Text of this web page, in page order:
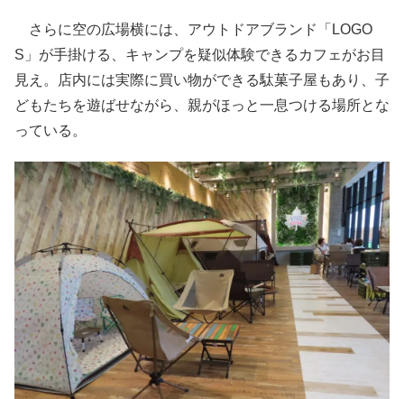
さらに空の広場横には、アウトドアブランド「LOGO
S」が手掛ける、キャンプを疑似体験できるカフェがお目
見え。店内には実際に買い物ができる駄菓子屋もあり、子
どもたちを遊ばせながら、親がほっと一息つける場所とな
っている。